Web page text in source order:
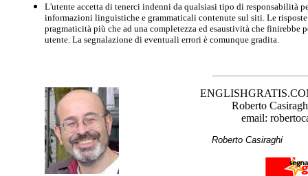
L'utente accetta di tenerci indenni da qualsiasi tipo di responsabilità
informazioni linguistiche e grammaticali contenute sul siti. Le
pragmaticità più che ad una completezza ed esaustività che finirebbe
utente. La segnalazione di eventuali errori è comunque gradita.
Roberto
email:
Roberto